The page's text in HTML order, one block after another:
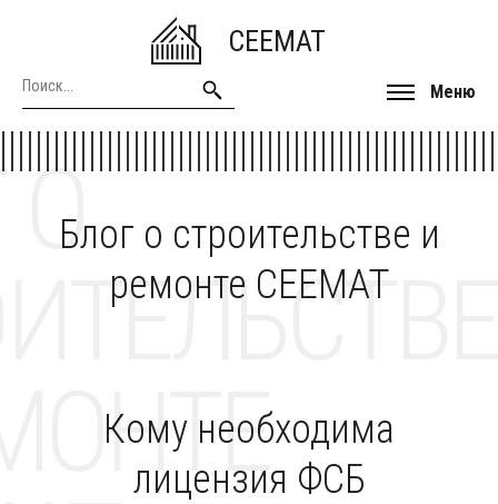
CEEMAT
Меню
Блог о строительстве и
ремонте CEEMAT
О
Кому необходима
лицензия ФСБ